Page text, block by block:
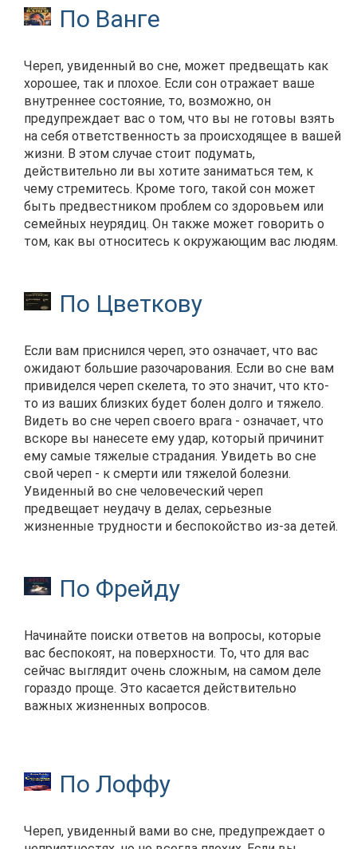
По Ванге
Череп, увиденный во сне, может предвещать как
хорошее, так и плохое. Если сон отражает ваше
внутреннее состояние, то, возможно, он
предупреждает вас о том, что вы не готовы взять
на себя ответственность за происходящее в вашей
жизни. В этом случае стоит подумать,
действительно ли вы хотите заниматься тем, к
чему стремитесь. Кроме того, такой сон может
быть предвестником проблем со здоровьем или
семейных неурядиц. Он также может говорить о
том, как вы относитесь к окружающим вас людям.
По Цветкову
Если вам приснился череп, это означает, что вас
ожидают большие разочарования. Если во сне вам
привиделся череп скелета, то это значит, что кто-
то из ваших близких будет болен долго и тяжело.
Видеть во сне череп своего врага - означает, что
вскоре вы нанесете ему удар, который причинит
ему самые тяжелые страдания. Увидеть во сне
свой череп - к смерти или тяжелой болезни.
Увиденный во сне человеческий череп
предвещает неудачу в делах, серьезные
жизненные трудности и беспокойство из-за детей.
По Фрейду
Начинайте поиски ответов на вопросы, которые
вас беспокоят, на поверхности. То, что для вас
сейчас выглядит очень сложным, на самом деле
гораздо проще. Это касается действительно
важных жизненных вопросов.
По Лоффу
Череп, увиденный вами во сне, предупреждает о